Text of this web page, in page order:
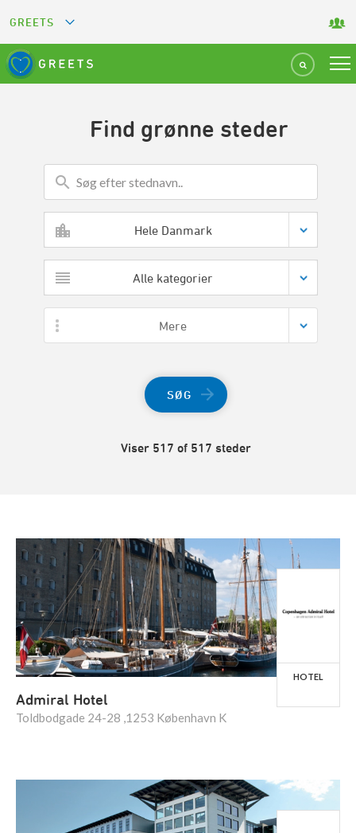
GREETS
GREEN KEY
GREEN TOURISM ORGANIZATION
GREEN CAMPING
GREEN ATTRACTION
Find grønne steder
Hele Danmark
Alle kategorier
Mere
SØG
Viser 517 of 517 steder
Admiral Hotel
Toldbodgade 24-28 ,1253 København K
HOTEL